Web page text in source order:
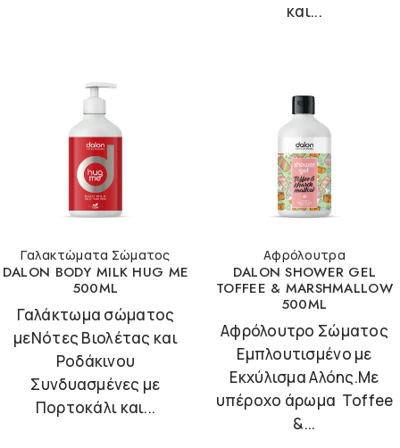
και...
Γαλακτώματα Σώματος
DALON BODY MILK HUG ME
500ML
Γαλάκτωμα σώματος
μεΝότες Βιολέτας και
Ροδάκινου
Συνδυασμένες με
Πορτοκάλι και...
Αφρόλουτρα
DALON SHOWER GEL
TOFFEE & MARSHMALLOW
500ML
Αφρόλουτρο Σώματος
Εμπλουτισμένο με
Εκχύλισμα Αλόης.Με
υπέροχο άρωμα Toffee
&...